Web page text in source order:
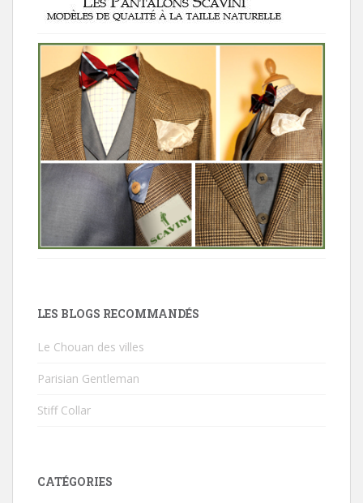
LES BLOGS RECOMMANDÉS
Le Chouan des villes
Parisian Gentleman
Stiff Collar
CATÉGORIES